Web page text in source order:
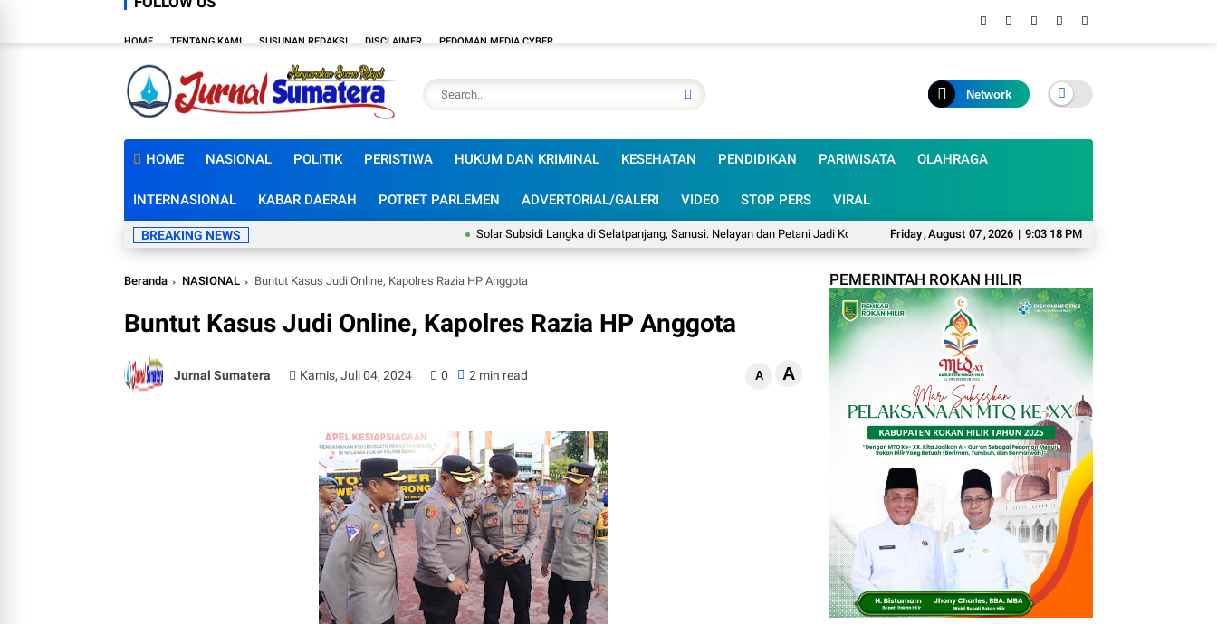
HOME TENTANG KAMI SUSUNAN REDAKSI DISCLAIMER PEDOMAN MEDIA CYBER
Network
HOME NASIONAL POLITIK PERISTIWA HUKUM DAN KRIMINAL KESEHATAN PENDIDIKAN PARIWISATA OLAHRAGA
INTERNASIONAL KABAR DAERAH POTRET PARLEMEN ADVERTORIAL/GALERI VIDEO STOP PERS VIRAL
Friday,August 07,2026 | 9:03 19 PM
BREAKING NEWS Solar Subsidi Langka di Selatpanjang, Sanusi: Nelayan dan Petani Jadi Korban Mumpung Musim Kemarau, Harfilin Minta Pemda Meranti Perhatikan
Beranda NASIONAL Buntut Kasus Judi Online, Kapolres Razia HP Anggota
Buntut Kasus Judi Online, Kapolres Razia HP Anggota
Jurnal Sumatera Kamis, Juli 04, 2024 0 2 min read A A
PEMERINTAH ROKAN HILIR